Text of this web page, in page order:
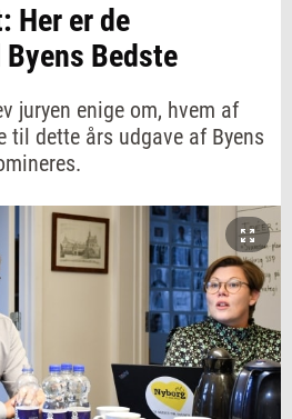
Her er de
Bedste
juryen enige om, hvem af
til dette års udgave af Byens